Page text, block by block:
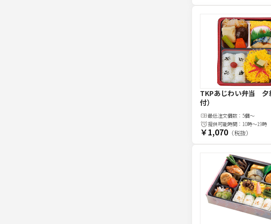
TKPあじわい弁当 夕
付）
最低注文個数： 5個～
提供可能時間： 10時～19時
￥1,070 （税抜）